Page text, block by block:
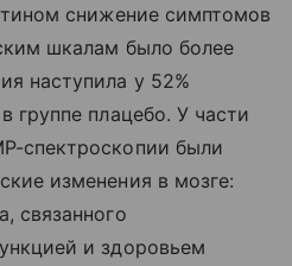
снижение симптомов
шкалам было более
наступила у 52%
группе плацебо. У части
спектроскопии были
изменения в мозге:
связанного
и здоровьем